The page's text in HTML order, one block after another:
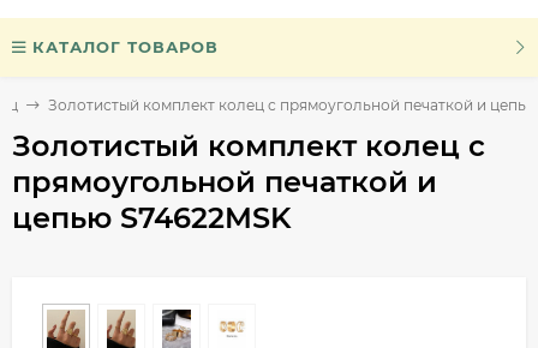
КАТАЛОГ ТОВАРОВ
Золотистый комплект колец с прямоугольной печаткой и цепью
Золотистый комплект колец с
прямоугольной печаткой и
цепью S74622MSK